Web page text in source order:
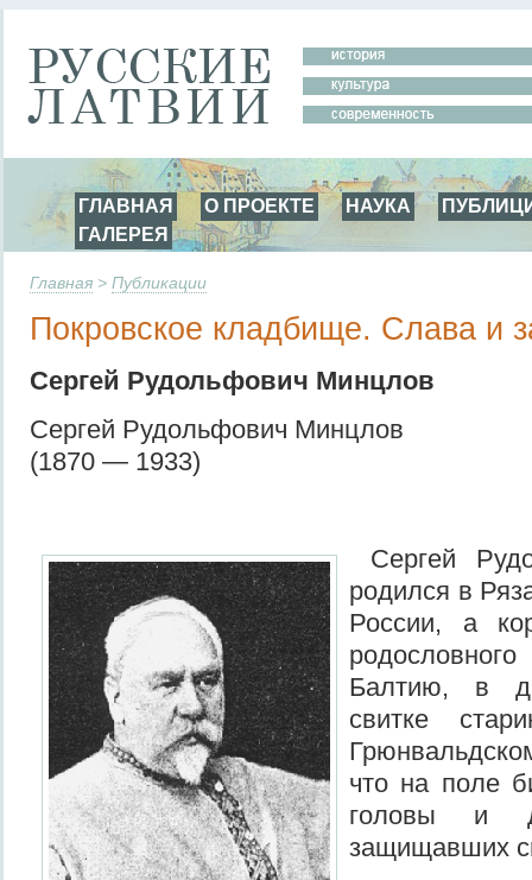
ГЛАВНАЯ О ПРОЕКТЕ НАУКА
ГАЛЕРЕЯ
Главная > Публикации
Покровское кладбище. Слава и
Сергей Рудольфович Минцлов
Сергей Рудольфович Минцлов
(1870 — 1933)
Сергей
родился в
России, а
Балтию, в
свитке
что на поле
головы и
защищавших